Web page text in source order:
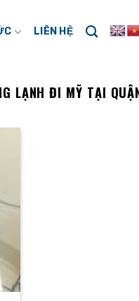
LIÊN HỆ
LẠNH ĐI MỸ TẠI